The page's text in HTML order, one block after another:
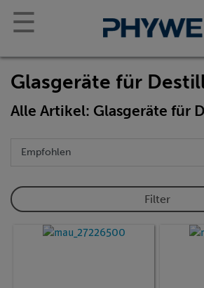
☰
Glasgeräte für
Alle Artikel: Glasgeräte für
Filter